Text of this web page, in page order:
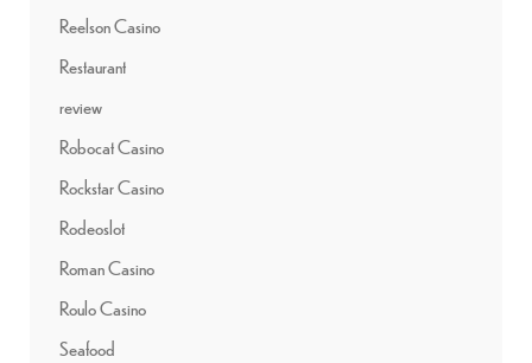
Reelson Casino
Restaurant
review
Robocat Casino
Rockstar Casino
Rodeoslot
Roman Casino
Roulo Casino
Seafood